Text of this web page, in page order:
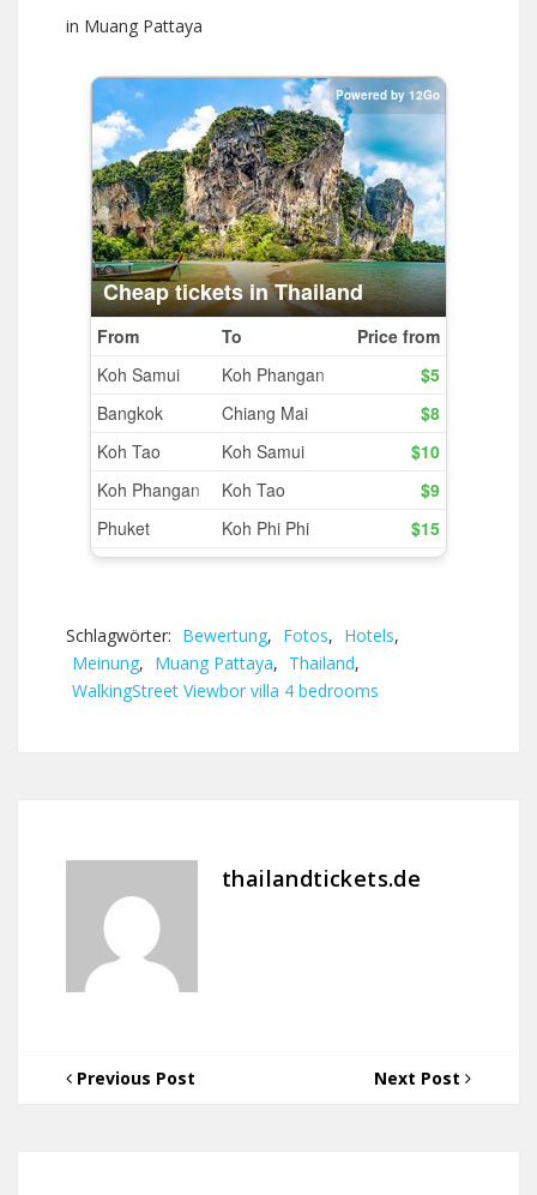
in Muang Pattaya
Schlagwörter: Bewertung, Fotos, Hotels,
Meinung, Muang Pattaya, Thailand,
WalkingStreet Viewbor villa 4 bedrooms
thailandtickets.de
Previous Post Next Post